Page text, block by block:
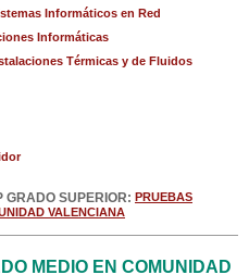
Informáticos en Red
Informáticas
Térmicas y de Fluidos
GRADO SUPERIOR: PRUEBAS
VALENCIANA
MEDIO EN COMUNIDAD